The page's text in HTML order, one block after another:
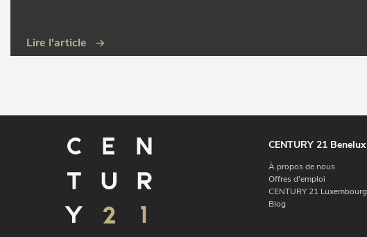
Lire l'article
CENTURY 21 Benelux
À propos de nous
Offres d'emploi
CENTURY 21 Luxembourg
Blog